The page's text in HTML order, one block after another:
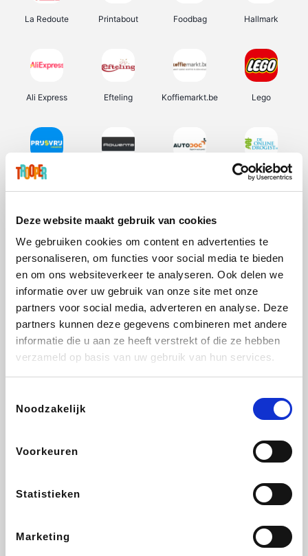
Deze website maakt gebruik van cookies
We gebruiken cookies om content en advertenties te
personaliseren, om functies voor social media te bieden
en om ons websiteverkeer te analyseren. Ook delen we
informatie over uw gebruik van onze site met onze
partners voor social media, adverteren en analyse. Deze
partners kunnen deze gegevens combineren met andere
informatie die u aan ze heeft verstrekt of die ze hebben
verzameld op basis van uw gebruik van hun services.
Noodzakelijk
Voorkeuren
Statistieken
Marketing
La Redoute Printabout Foodbag Hallmark
Ali Express Efteling Koffiemarkt.be Lego
Prijsvrij De Online Drogist
Vidaxl Plopsa Lampenlicht.be Adidas
All Accor
DectDirect ZEB
SupraBazar